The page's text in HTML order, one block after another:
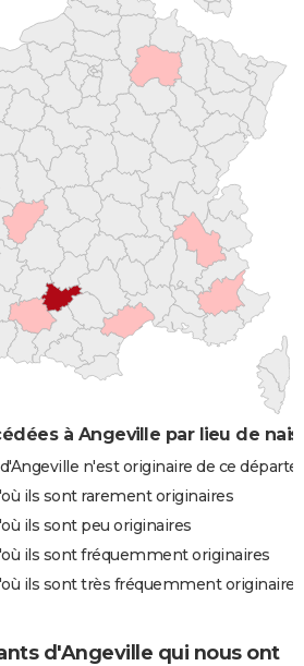
à Angeville par lieu de
n'est originaire de ce
ils sont rarement originaires
ils sont peu originaires
ils sont fréquemment originaires
ils sont très fréquemment originaires
d'Angeville qui nous ont